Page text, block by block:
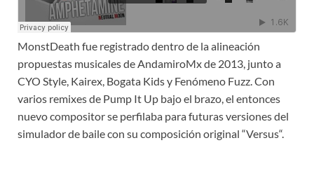
MonstDeath fue registrado dentro de la alineación
propuestas musicales de AndamiroMx de 2013, junto a
CYO Style, Kairex, Bogata Kids y Fenómeno Fuzz. Con
varios remixes de Pump It Up bajo el brazo, el entonces
nuevo compositor se perfilaba para futuras versiones del
simulador de baile con su composición original “Versus“.